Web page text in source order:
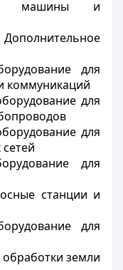
машины и
для
коммуникаций
для
для
для
станции и
для
земли